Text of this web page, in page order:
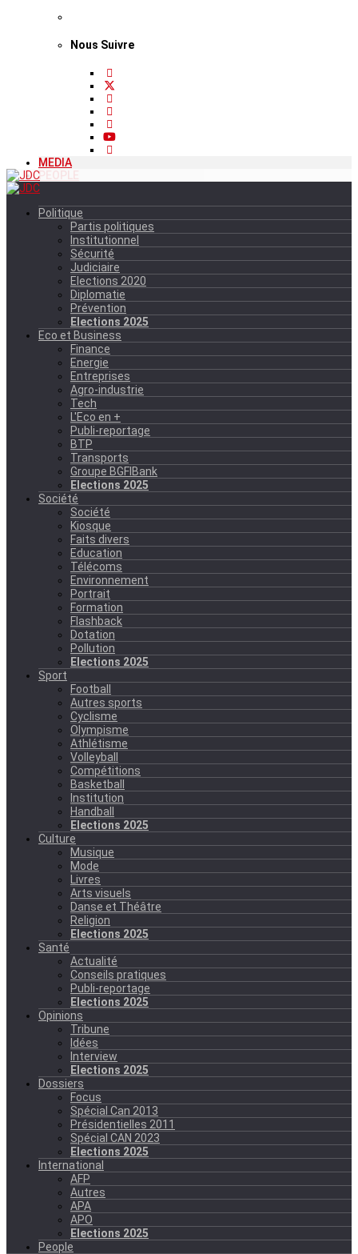
Nous Suivre
MEDIA
PEOPLE
Politique
Partis politiques
Institutionnel
Sécurité
Judiciaire
Elections 2020
Diplomatie
Prévention
Elections 2025
Eco et Business
Finance
Energie
Entreprises
Agro-industrie
Tech
L'Eco en +
Publi-reportage
BTP
Transports
Groupe BGFIBank
Elections 2025
Société
Société
Kiosque
Faits divers
Education
Télécoms
Environnement
Portrait
Formation
Flashback
Dotation
Pollution
Elections 2025
Sport
Football
Autres sports
Cyclisme
Olympisme
Athlétisme
Volleyball
Compétitions
Basketball
Institution
Handball
Elections 2025
Culture
Musique
Mode
Livres
Arts visuels
Danse et Théâtre
Religion
Elections 2025
Santé
Actualité
Conseils pratiques
Publi-reportage
Elections 2025
Opinions
Tribune
Idées
Interview
Elections 2025
Dossiers
Focus
Spécial Can 2013
Présidentielles 2011
Spécial CAN 2023
Elections 2025
International
AFP
Autres
APA
APO
Elections 2025
People